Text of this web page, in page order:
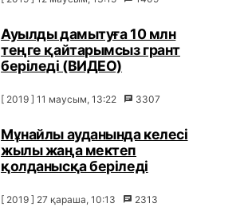
Ауылды дамытуға 10 млн
теңге қайтарымсыз грант
беріледі (ВИДЕО)
[ 2019 ] 11 маусым, 13:22 3307
Мұнайлы ауданында келесі
жылы жаңа мектеп
қолданысқа беріледі
[ 2019 ] 27 қараша, 10:13 2313